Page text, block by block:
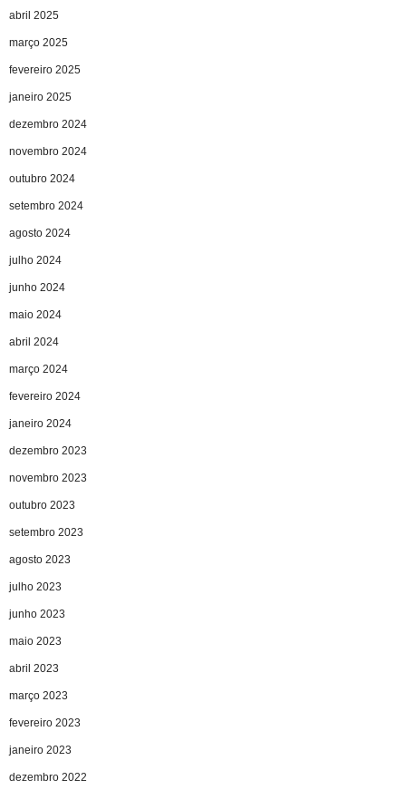
abril 2025
março 2025
fevereiro 2025
janeiro 2025
dezembro 2024
novembro 2024
outubro 2024
setembro 2024
agosto 2024
julho 2024
junho 2024
maio 2024
abril 2024
março 2024
fevereiro 2024
janeiro 2024
dezembro 2023
novembro 2023
outubro 2023
setembro 2023
agosto 2023
julho 2023
junho 2023
maio 2023
abril 2023
março 2023
fevereiro 2023
janeiro 2023
dezembro 2022